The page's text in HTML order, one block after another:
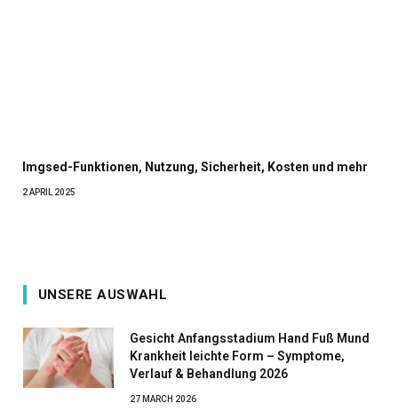
Imgsed-Funktionen, Nutzung, Sicherheit, Kosten und mehr
2 APRIL 2025
UNSERE AUSWAHL
Gesicht Anfangsstadium Hand Fuß Mund
Krankheit leichte Form – Symptome,
Verlauf & Behandlung 2026
27 MARCH 2026